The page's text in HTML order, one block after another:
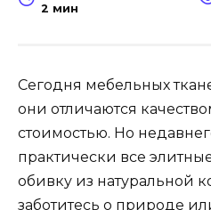
2 мин
Сегодня мебельных
они отличаются
стоимостью. Но
практически все
обивку из натуральной
заботитесь о природе